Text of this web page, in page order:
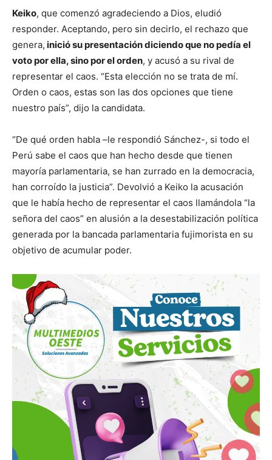
Keiko, que comenzó agradeciendo a Dios, eludió
responder. Aceptando, pero sin decirlo, el rechazo que
genera, inició su presentación diciendo que no pedía el
voto por ella, sino por el orden, y acusó a su rival de
representar el caos. “Esta elección no se trata de mí.
Orden o caos, estas son las dos opciones que tiene
nuestro país”, dijo la candidata.
“De qué orden habla –le respondió Sánchez-, si todo el
Perú sabe el caos que han hecho desde que tienen
mayoría parlamentaria, se han zurrado en la democracia,
han corroído la justicia”. Devolvió a Keiko la acusación
que le había hecho de representar el caos llamándola “la
señora del caos” en alusión a la desestabilización política
generada por la bancada parlamentaria fujimorista en su
objetivo de acumular poder.